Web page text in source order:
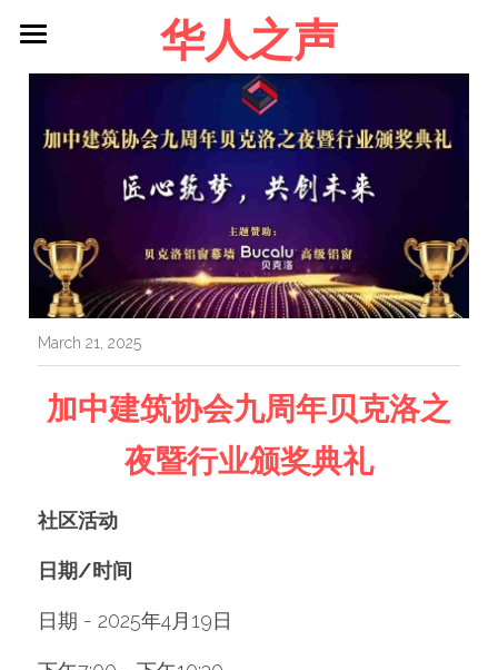
华人之声
About me
Blog
Contact
Login /Register
March 21, 2025
加中建筑协会九周年贝克洛之
夜暨行业颁奖典礼
社区活动
日期/时间
日期 - 2025年4月19日